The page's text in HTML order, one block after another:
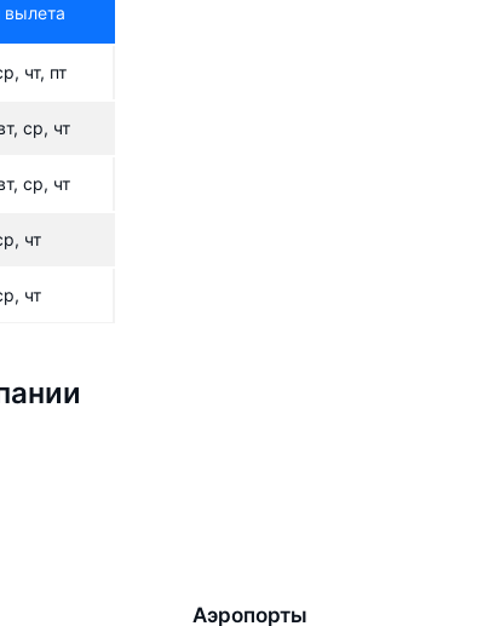
чт, пт
ср, чт
ср, чт
чт
чт
Аэропорты